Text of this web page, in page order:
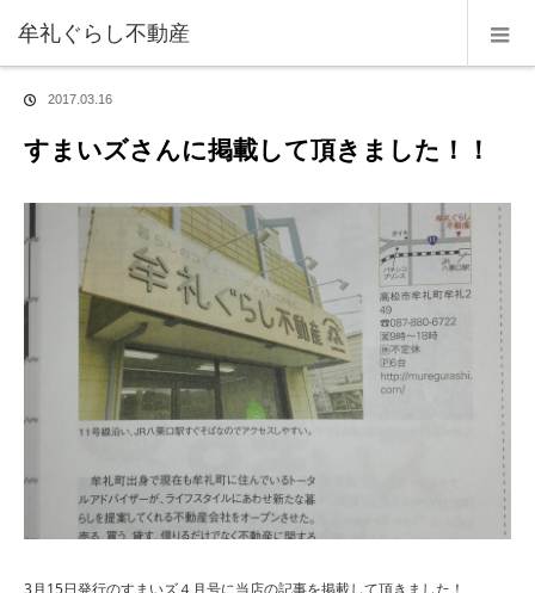
牟礼ぐらし不動産
お知らせ
すまいズさんに掲載して頂きました！！
2017.03.16
すまいズさんに掲載して頂きました！！
3月15日発行のすまいズ４月号に当店の記事を掲載して頂きました！